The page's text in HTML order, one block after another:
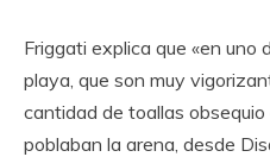
Friggati explica que «en uno
playa, que son muy
cantidad de toallas
poblaban la arena, desde